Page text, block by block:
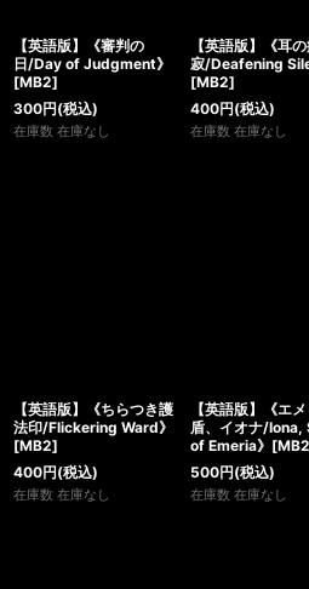
【英語版】《審判の
日/Day of Judgment》
[MB2]
300円(税込)
在庫数 在庫なし
【英語版】《耳
寂/Deafening
[MB2]
400円(税込)
在庫数 在庫なし
【英語版】《ちらつき護
法印/Flickering Ward》
[MB2]
400円(税込)
在庫数 在庫なし
【英語版】《エ
盾、イオナ/Iona,
of Emeria》
500円(税込)
在庫数 在庫なし